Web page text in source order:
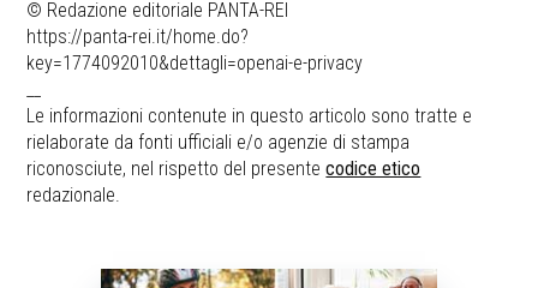
© Redazione editoriale PANTA-REI
https://panta-rei.it/home.do?
key=1774092010&dettagli=openai-e-privacy
Le informazioni contenute in questo articolo sono tratte e
rielaborate da fonti ufficiali e/o agenzie di stampa
riconosciute, nel rispetto del presentecodice etico
redazionale.